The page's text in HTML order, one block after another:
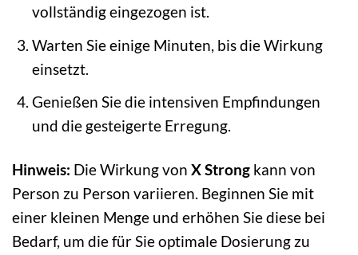
vollständig eingezogen ist.
Warten Sie einige Minuten, bis die Wirkung
einsetzt.
Genießen Sie die intensiven Empfindungen
und die gesteigerte Erregung.
Hinweis: Die Wirkung von X Strong kann von
Person zu Person variieren. Beginnen Sie mit
einer kleinen Menge und erhöhen Sie diese bei
Bedarf, um die für Sie optimale Dosierung zu